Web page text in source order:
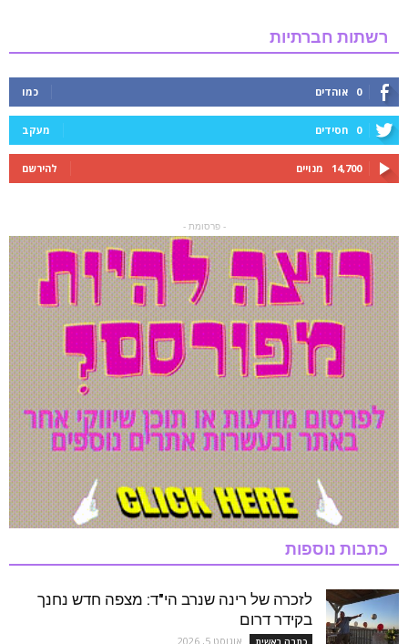
רשתות חברתיות
0 אוהדים כמו
0 חסידים מעקב
14,700 מנויים להירשם
- פרסומת -
כתבות נוספות
לזכרה של רינה שנרב הי"ד: מצפה חדש נחנך
בקידר דרום
אוגוסט 5, 2026